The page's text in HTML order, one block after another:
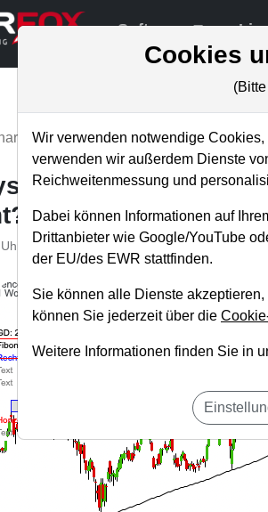
Software
Tencent: werden
Positive Signale
P. Uhlschmied
Cookies
Wir verwenden notwendige
verwenden wir außerdem Dienste
Reichweitenmessung und
Dabei können Informationen auf
Drittanbieter wie Google/YouTube
der EU/des EWR stattfinden.
Sie können alle Dienste
können Sie jederzeit über die
Weitere Informationen finden Sie in